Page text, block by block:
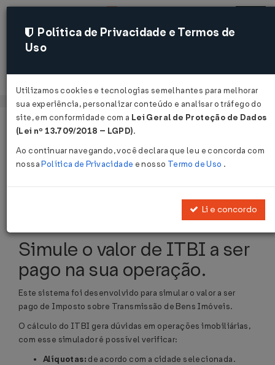
Acessar
Página Inicial Sistemas ITBI
Cálculo de ITBI
Simule o valor de ITBI a ser
pago na sua operação.
Este sistema foi desenvolvido para simular o valor a ser
pago de Imposto sobre Transmissão de Bens Imóveis.
O cálculo do ITBI gera dúvidas em operações imobiliárias,
com esse simulador é possível verificar:
Alíquotas: de acordo com a cidade selecionada.
Política de Privacidade e Termos de
Uso
Utilizamos cookies e tecnologias semelhantes para melhorar
sua experiência, personalizar conteúdo e analisar o tráfego do
site, em conformidade com a Lei Geral de Proteção de Dados
(Lei nº 13.709/2018 – LGPD).
Ao continuar navegando, você declara que leu e concorda com
nossaPolítica de Privacidade e nosso Termo de Uso .
Li e concordo